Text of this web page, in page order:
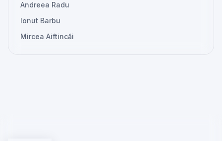
Andreea Radu
Ionut Barbu
Mircea Aiftincăi